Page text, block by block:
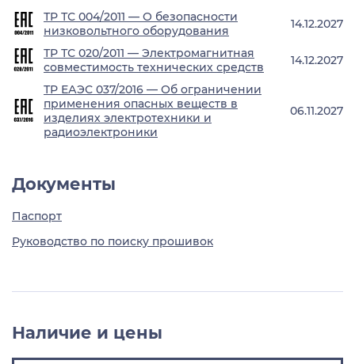
ТР ТС 004/2011 — О безопасности
низковольтного оборудования
14.12.2027
ТР ТС 020/2011 — Электромагнитная
совместимость технических средств
14.12.2027
ТР ЕАЭС 037/2016 — Об ограничении
применения опасных веществ в
изделиях электротехники и
радиоэлектроники
06.11.2027
Документы
Паспорт
Руководство по поиску прошивок
Наличие и цены